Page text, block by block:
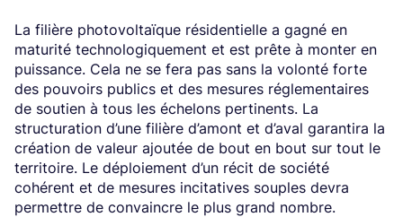
La filière photovoltaïque résidentielle a gagné en
maturité technologiquement et est prête à monter en
puissance. Cela ne se fera pas sans la volonté forte
des pouvoirs publics et des mesures réglementaires
de soutien à tous les échelons pertinents. La
structuration d’une filière d’amont et d’aval garantira la
création de valeur ajoutée de bout en bout sur tout le
territoire. Le déploiement d’un récit de société
cohérent et de mesures incitatives souples devra
permettre de convaincre le plus grand nombre.